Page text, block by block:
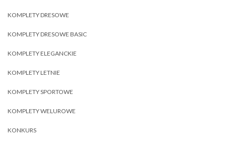
KOMPLETY DRESOWE
KOMPLETY DRESOWE BASIC
KOMPLETY ELEGANCKIE
KOMPLETY LETNIE
KOMPLETY SPORTOWE
KOMPLETY WELUROWE
KONKURS